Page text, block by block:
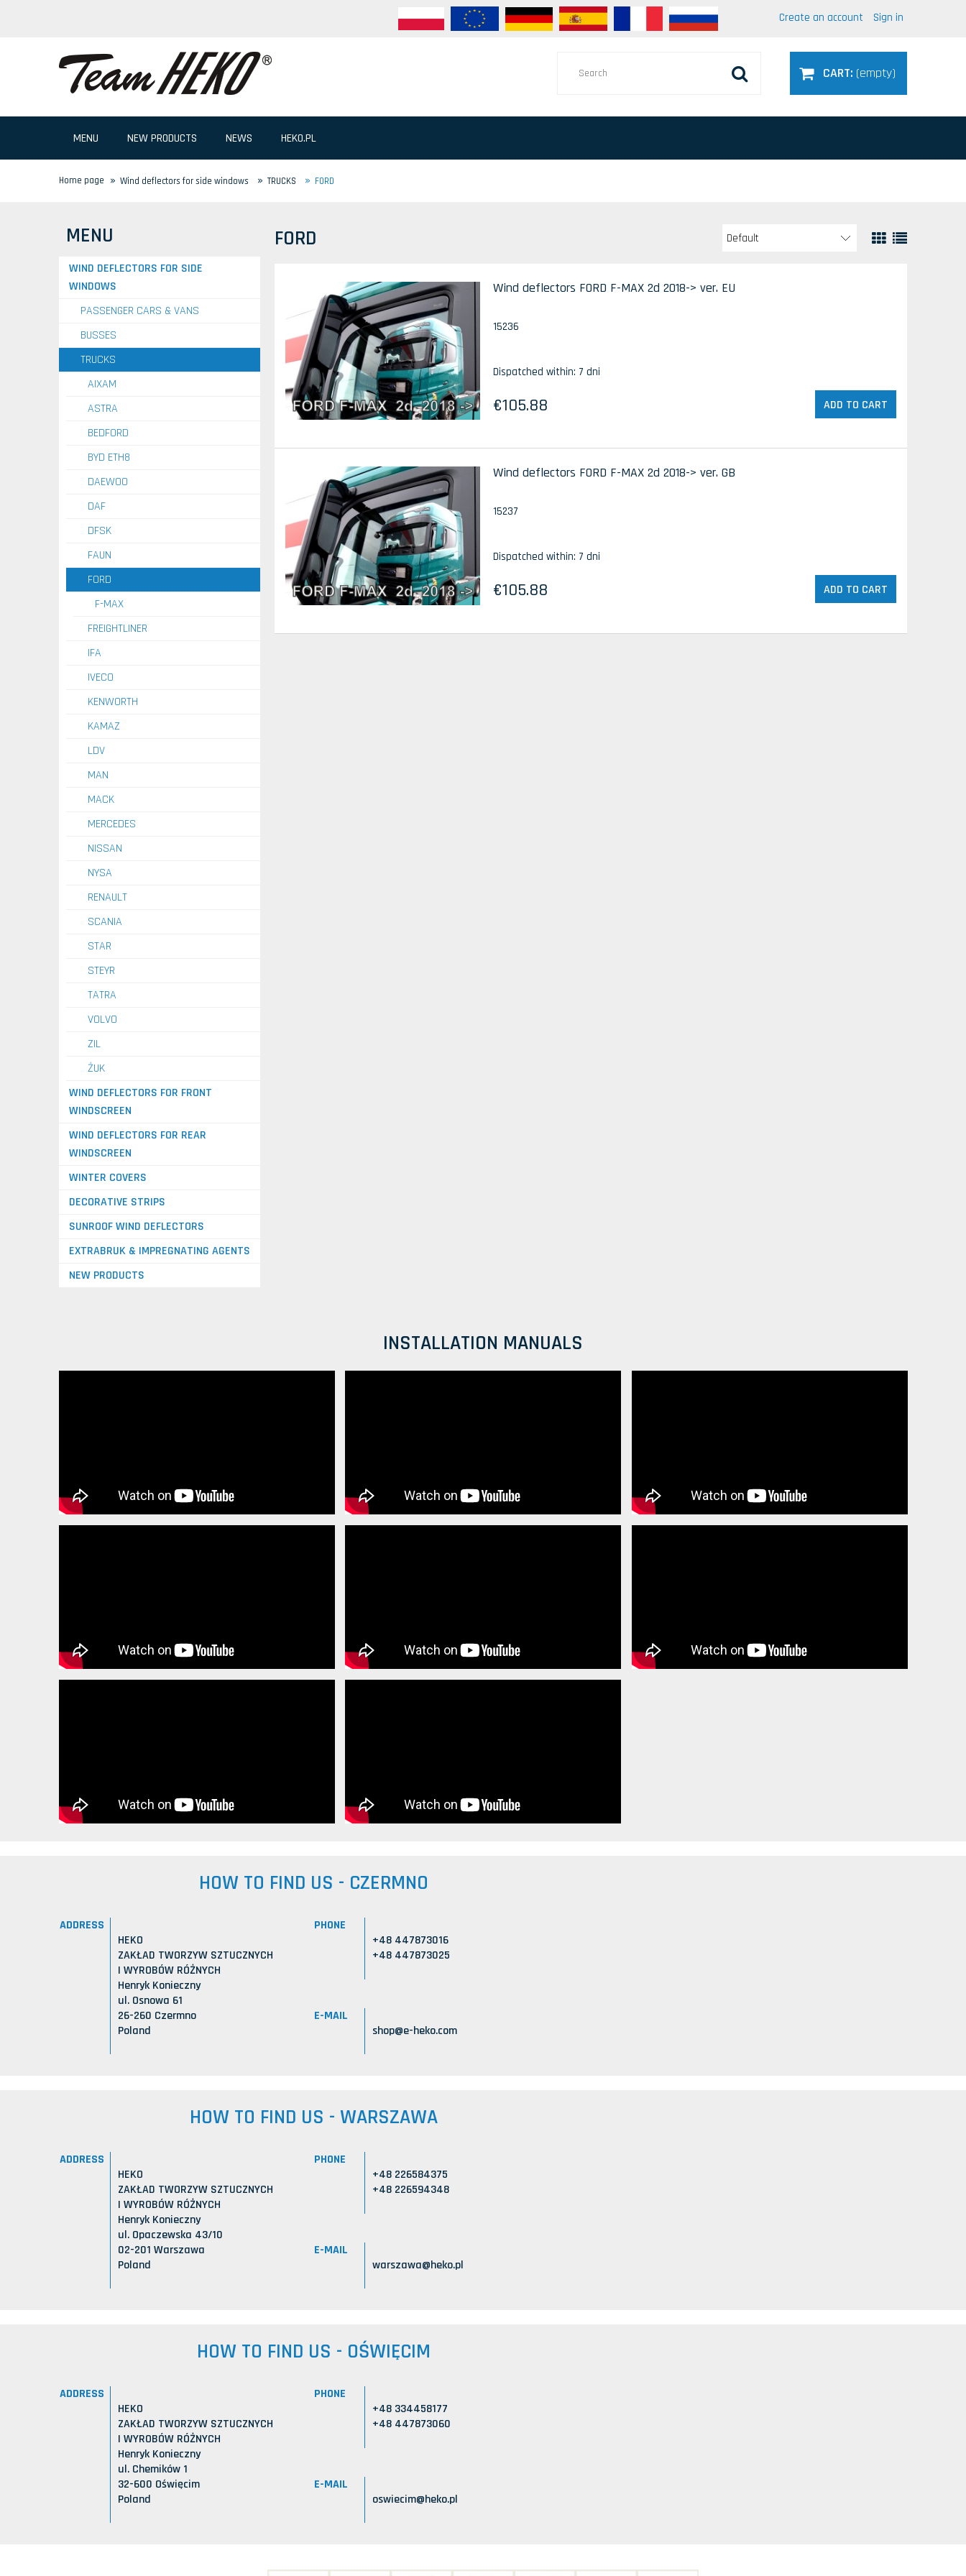
Create an account Sign in
CART: (empty)
MENU NEW PRODUCTS NEWS HEKO.PL
Home page » Wind deflectors for side windows » TRUCKS » FORD
MENU
WIND DEFLECTORS FOR SIDE
WINDOWS
PASSENGER CARS & VANS
BUSSES
TRUCKS
AIXAM
ASTRA
BEDFORD
BYD ETH8
DAEWOO
DAF
DFSK
FAUN
FORD
F-MAX
FREIGHTLINER
IFA
IVECO
KENWORTH
KAMAZ
LDV
MAN
MACK
MERCEDES
NISSAN
NYSA
RENAULT
SCANIA
STAR
STEYR
TATRA
VOLVO
ZIL
ŻUK
WIND DEFLECTORS FOR FRONT
WINDSCREEN
WIND DEFLECTORS FOR REAR
WINDSCREEN
WINTER COVERS
DECORATIVE STRIPS
SUNROOF WIND DEFLECTORS
EXTRABRUK & IMPREGNATING AGENTS
NEW PRODUCTS
FORD
Wind deflectors FORD F-MAX 2d 2018-> ver. EU
15236
Dispatched within: 7 dni
€105.88 ADD TO CART
Wind deflectors FORD F-MAX 2d 2018-> ver. GB
15237
Dispatched within: 7 dni
€105.88 ADD TO CART
INSTALLATION MANUALS
HOW TO FIND US - CZERMNO
ADDRESS
HEKO
ZAKŁAD TWORZYW SZTUCZNYCH
I WYROBÓW RÓŻNYCH
Henryk Konieczny
ul. Osnowa 61
26-260 Czermno
Poland
PHONE
+48 447873016
+48 447873025
E-MAIL
shop@e-heko.com
HOW TO FIND US - WARSZAWA
ADDRESS
HEKO
ZAKŁAD TWORZYW SZTUCZNYCH
I WYROBÓW RÓŻNYCH
Henryk Konieczny
ul. Opaczewska 43/10
02-201 Warszawa
Poland
PHONE
+48 226584375
+48 226594348
E-MAIL
warszawa@heko.pl
HOW TO FIND US - OŚWIĘCIM
ADDRESS
HEKO
ZAKŁAD TWORZYW SZTUCZNYCH
I WYROBÓW RÓŻNYCH
Henryk Konieczny
ul. Chemików 1
32-600 Oświęcim
Poland
PHONE
+48 334458177
+48 447873060
E-MAIL
oswiecim@heko.pl